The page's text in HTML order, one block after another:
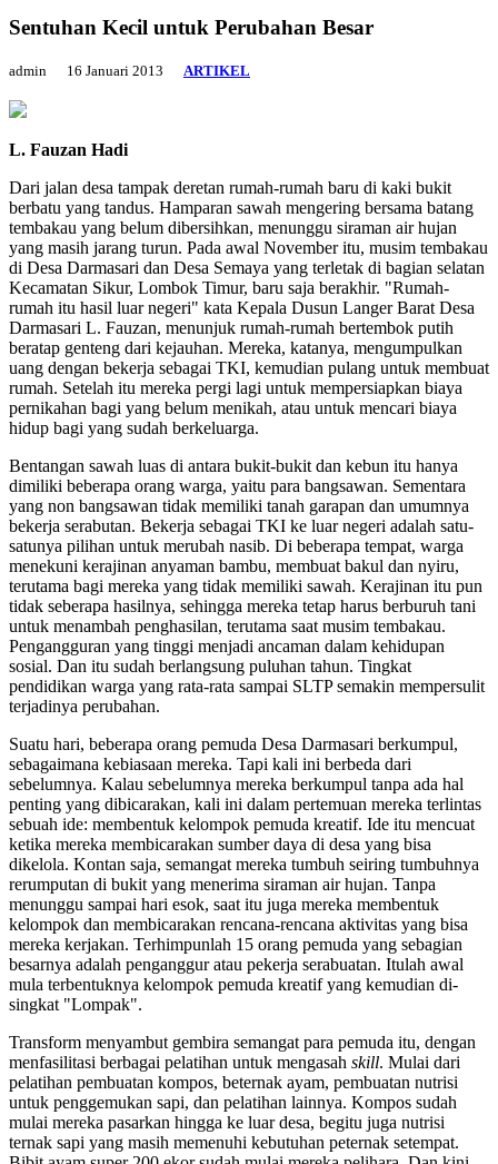
Sentuhan Kecil untuk Perubahan Besar
admin 16 Januari 2013 ARTIKEL
L. Fauzan Hadi
Dari jalan desa tampak deretan rumah-rumah baru di kaki bukit
berbatu yang tandus. Hamparan sawah mengering bersama batang
tembakau yang belum dibersihkan, menunggu siraman air hujan
yang masih jarang turun. Pada awal November itu, musim tembakau
di Desa Darmasari dan Desa Semaya yang terletak di bagian selatan
Kecamatan Sikur, Lombok Timur, baru saja berakhir. "Rumah-
rumah itu hasil luar negeri" kata Kepala Dusun Langer Barat Desa
Darmasari L. Fauzan, menunjuk rumah-rumah bertembok putih
beratap genteng dari kejauhan. Mereka, katanya, mengumpulkan
uang dengan bekerja sebagai TKI, kemudian pulang untuk membuat
rumah. Setelah itu mereka pergi lagi untuk mempersiapkan biaya
pernikahan bagi yang belum menikah, atau untuk mencari biaya
hidup bagi yang sudah berkeluarga.
Bentangan sawah luas di antara bukit-bukit dan kebun itu hanya
dimiliki beberapa orang warga, yaitu para bangsawan. Sementara
yang non bangsawan tidak memiliki tanah garapan dan umumnya
bekerja serabutan. Bekerja sebagai TKI ke luar negeri adalah satu-
satunya pilihan untuk merubah nasib. Di beberapa tempat, warga
menekuni kerajinan anyaman bambu, membuat bakul dan nyiru,
terutama bagi mereka yang tidak memiliki sawah. Kerajinan itu pun
tidak seberapa hasilnya, sehingga mereka tetap harus berburuh tani
untuk menambah penghasilan, terutama saat musim tembakau.
Pengangguran yang tinggi menjadi ancaman dalam kehidupan
sosial. Dan itu sudah berlangsung puluhan tahun. Tingkat
pendidikan warga yang rata-rata sampai SLTP semakin mempersulit
terjadinya perubahan.
Suatu hari, beberapa orang pemuda Desa Darmasari berkumpul,
sebagaimana kebiasaan mereka. Tapi kali ini berbeda dari
sebelumnya. Kalau sebelumnya mereka berkumpul tanpa ada hal
penting yang dibicarakan, kali ini dalam pertemuan mereka terlintas
sebuah ide: membentuk kelompok pemuda kreatif. Ide itu mencuat
ketika mereka membicarakan sumber daya di desa yang bisa
dikelola. Kontan saja, semangat mereka tumbuh seiring tumbuhnya
rerumputan di bukit yang menerima siraman air hujan. Tanpa
menunggu sampai hari esok, saat itu juga mereka membentuk
kelompok dan membicarakan rencana-rencana aktivitas yang bisa
mereka kerjakan. Terhimpunlah 15 orang pemuda yang sebagian
besarnya adalah penganggur atau pekerja serabuatan. Itulah awal
mula terbentuknya kelompok pemuda kreatif yang kemudian di-
singkat "Lompak".
Transform menyambut gembira semangat para pemuda itu, dengan
menfasilitasi berbagai pelatihan untuk mengasah skill. Mulai dari
pelatihan pembuatan kompos, beternak ayam, pembuatan nutrisi
untuk penggemukan sapi, dan pelatihan lainnya. Kompos sudah
mulai mereka pasarkan hingga ke luar desa, begitu juga nutrisi
ternak sapi yang masih memenuhi kebutuhan peternak setempat.